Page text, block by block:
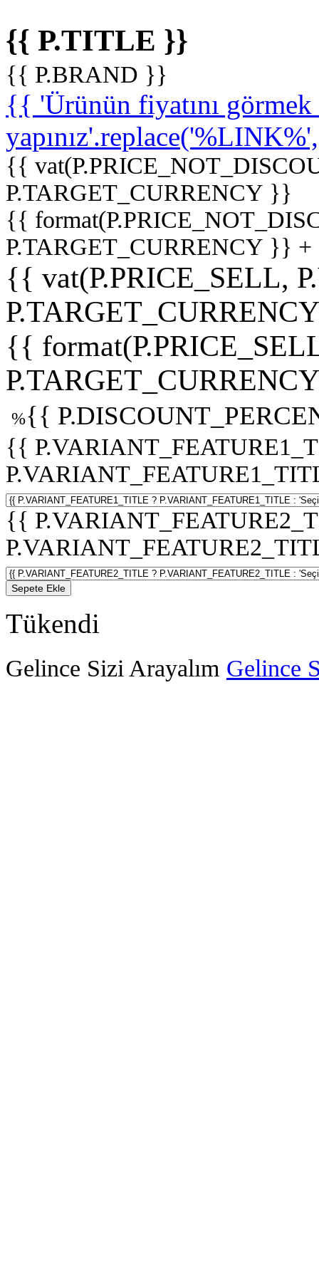
{{ P.TITLE }}
{{ P.BRAND }}
{{ 'Ürünün fiyatını
{{
P.TARGET_CURRENCY }}
{{
P.TARGET_CURRENCY }}
{{ vat(P.PRICE_SELL,
{{
%{{
{{
{{
Sepete Ekle
Tükendi
Gelince Sizi Arayalım Gelince